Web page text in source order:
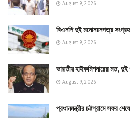
August 9, 2026
বিএনপি দুই মনোনয়নপত্র সংগ্রহ
August 9, 2026
ভারতীয় হাইকমিশনারের মত, দুই
August 9, 2026
প্রধানমন্ত্রীর চট্টগ্রামে সফর